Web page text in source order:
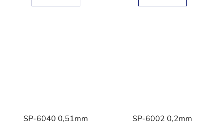
SP-6040 0,51mm SP-6002 0,2mm